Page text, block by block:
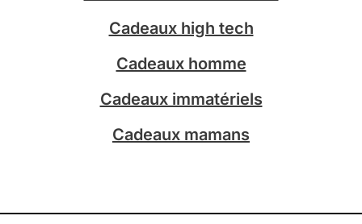
a
m
Cadeaux high tech
Cadeaux homme
Cadeaux immatériels
Cadeaux mamans